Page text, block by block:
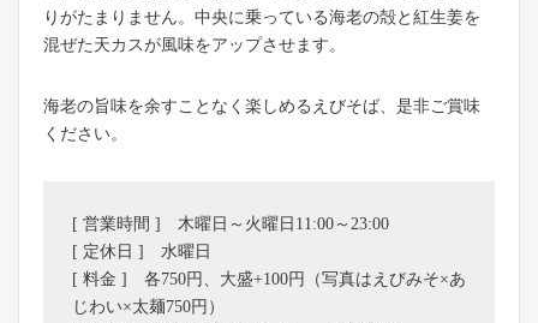
りがたまりません。中央に乗っている海老の殻と紅生姜を
混ぜた天カスが風味をアップさせます。
海老の旨味を余すことなく楽しめるえびそば、是非ご賞味
ください。
[ 営業時間 ] 木曜日～火曜日11:00～23:00
[ 定休日 ] 水曜日
[ 料金 ] 各750円、大盛+100円（写真はえびみそ×あ
じわい×太麺750円）